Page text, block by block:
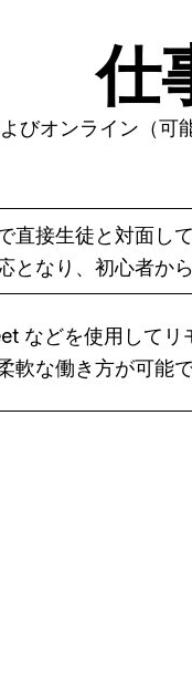
仕
びオンライン（可
直接生徒と対面し
となり、初心者か
などを使用してリ
軟な働き方が可能で